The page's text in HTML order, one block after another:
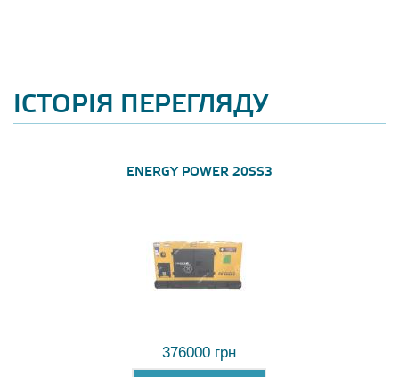
ІСТОРІЯ ПЕРЕГЛЯДУ
ENERGY POWER 20SS3
376000 грн